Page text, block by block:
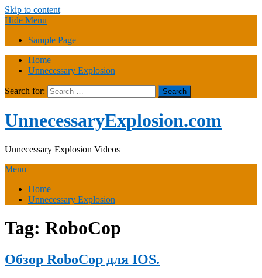
Skip to content
Hide Menu
Sample Page
Home
Unnecessary Explosion
Search for:
UnnecessaryExplosion.com
Unnecessary Explosion Videos
Menu
Home
Unnecessary Explosion
Tag: RoboCop
Обзор RoboCop для IOS.